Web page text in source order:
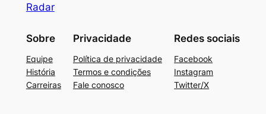
Radar
Sobre
Equipe
História
Carreiras
Privacidade
Política de privacidade
Termos e condições
Fale conosco
Redes sociais
Facebook
Instagram
Twitter/X